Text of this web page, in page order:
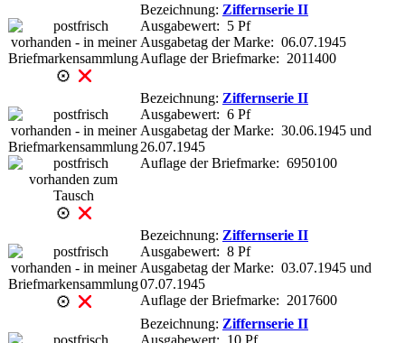
Bezeichnung: Ziffernserie II
Ausgabewert: 5 Pf
Ausgabetag der Marke: 06.07.1945
Auflage der Briefmarke: 2011400
Bezeichnung: Ziffernserie II
Ausgabewert: 6 Pf
Ausgabetag der Marke: 30.06.1945 und
26.07.1945
Auflage der Briefmarke: 6950100
Bezeichnung: Ziffernserie II
Ausgabewert: 8 Pf
Ausgabetag der Marke: 03.07.1945 und
07.07.1945
Auflage der Briefmarke: 2017600
Bezeichnung: Ziffernserie II
Ausgabewert: 10 Pf